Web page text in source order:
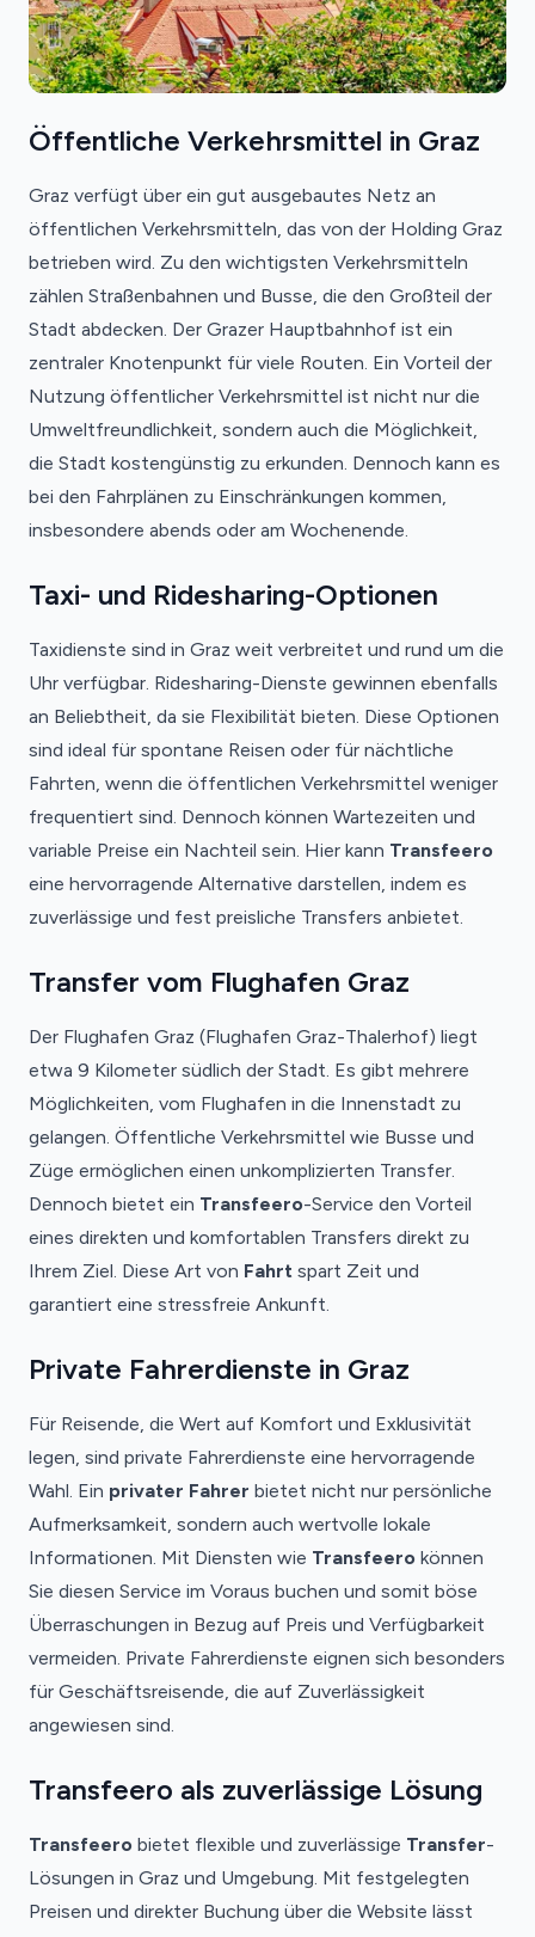
Öffentliche Verkehrsmittel in Graz
Graz verfügt über ein gut ausgebautes Netz an
öffentlichen Verkehrsmitteln, das von der Holding Graz
betrieben wird. Zu den wichtigsten Verkehrsmitteln
zählen Straßenbahnen und Busse, die den Großteil der
Stadt abdecken. Der Grazer Hauptbahnhof ist ein
zentraler Knotenpunkt für viele Routen. Ein Vorteil der
Nutzung öffentlicher Verkehrsmittel ist nicht nur die
Umweltfreundlichkeit, sondern auch die Möglichkeit,
die Stadt kostengünstig zu erkunden. Dennoch kann es
bei den Fahrplänen zu Einschränkungen kommen,
insbesondere abends oder am Wochenende.
Taxi- und Ridesharing-Optionen
Taxidienste sind in Graz weit verbreitet und rund um die
Uhr verfügbar. Ridesharing-Dienste gewinnen ebenfalls
an Beliebtheit, da sie Flexibilität bieten. Diese Optionen
sind ideal für spontane Reisen oder für nächtliche
Fahrten, wenn die öffentlichen Verkehrsmittel weniger
frequentiert sind. Dennoch können Wartezeiten und
variable Preise ein Nachteil sein. Hier kann Transfeero
eine hervorragende Alternative darstellen, indem es
zuverlässige und fest preisliche Transfers anbietet.
Transfer vom Flughafen Graz
Der Flughafen Graz (Flughafen Graz-Thalerhof) liegt
etwa 9 Kilometer südlich der Stadt. Es gibt mehrere
Möglichkeiten, vom Flughafen in die Innenstadt zu
gelangen. Öffentliche Verkehrsmittel wie Busse und
Züge ermöglichen einen unkomplizierten Transfer.
Dennoch bietet ein Transfeero-Service den Vorteil
eines direkten und komfortablen Transfers direkt zu
Ihrem Ziel. Diese Art von Fahrt spart Zeit und
garantiert eine stressfreie Ankunft.
Private Fahrerdienste in Graz
Für Reisende, die Wert auf Komfort und Exklusivität
legen, sind private Fahrerdienste eine hervorragende
Wahl. Ein privater Fahrer bietet nicht nur persönliche
Aufmerksamkeit, sondern auch wertvolle lokale
Informationen. Mit Diensten wie Transfeero können
Sie diesen Service im Voraus buchen und somit böse
Überraschungen in Bezug auf Preis und Verfügbarkeit
vermeiden. Private Fahrerdienste eignen sich besonders
für Geschäftsreisende, die auf Zuverlässigkeit
angewiesen sind.
Transfeero als zuverlässige Lösung
Transfeero bietet flexible und zuverlässige Transfer-
Lösungen in Graz und Umgebung. Mit festgelegten
Preisen und direkter Buchung über die Website lässt